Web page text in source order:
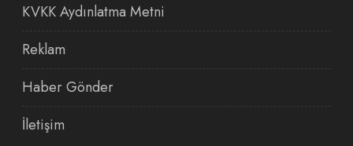
KVKK Aydınlatma Metni
Reklam
Haber Gönder
İletişim